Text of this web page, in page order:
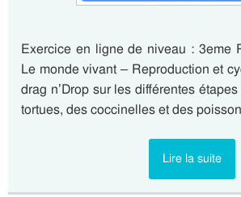
Exercice en ligne de niveau : 3eme
Le monde vivant – Reproduction et
drag n’Drop sur les différentes
tortues, des coccinelles et des
Lire la suite